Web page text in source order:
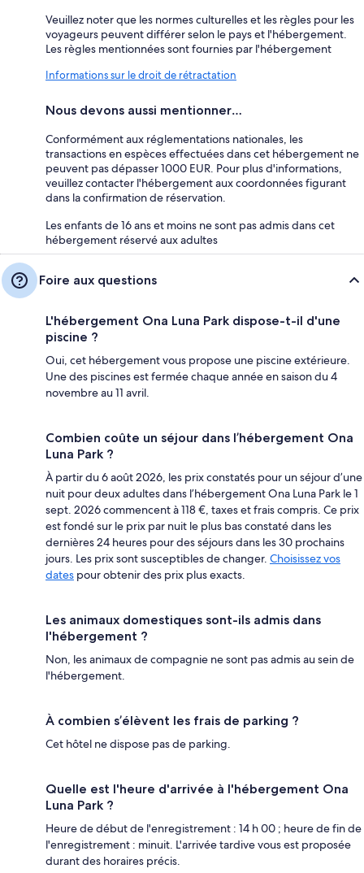
Veuillez noter que les normes culturelles et les règles pour les
voyageurs peuvent différer selon le pays et l'hébergement.
Les règles mentionnées sont fournies par l'hébergement
Informations sur le droit de rétractation
Nous devons aussi mentionner…
Conformément aux réglementations nationales, les
transactions en espèces effectuées dans cet hébergement ne
peuvent pas dépasser 1000 EUR. Pour plus d'informations,
veuillez contacter l'hébergement aux coordonnées figurant
dans la confirmation de réservation.
Les enfants de 16 ans et moins ne sont pas admis dans cet
hébergement réservé aux adultes
Foire aux questions
L'hébergement Ona Luna Park dispose-t-il d'une
piscine ?
Oui, cet hébergement vous propose une piscine extérieure.
Une des piscines est fermée chaque année en saison du 4
novembre au 11 avril.
Combien coûte un séjour dans l’hébergement Ona
Luna Park ?
À partir du 6 août 2026, les prix constatés pour un séjour d’une
nuit pour deux adultes dans l’hébergement Ona Luna Park le 1
sept. 2026 commencent à 118 €, taxes et frais compris. Ce prix
est fondé sur le prix par nuit le plus bas constaté dans les
dernières 24 heures pour des séjours dans les 30 prochains
jours. Les prix sont susceptibles de changer. Choisissez vos
dates pour obtenir des prix plus exacts.
Les animaux domestiques sont-ils admis dans
l'hébergement ?
Non, les animaux de compagnie ne sont pas admis au sein de
l'hébergement.
À combien s’élèvent les frais de parking ?
Cet hôtel ne dispose pas de parking.
Quelle est l'heure d'arrivée à l'hébergement Ona
Luna Park ?
Heure de début de l'enregistrement : 14 h 00 ; heure de fin de
l'enregistrement : minuit. L'arrivée tardive vous est proposée
durant des horaires précis.